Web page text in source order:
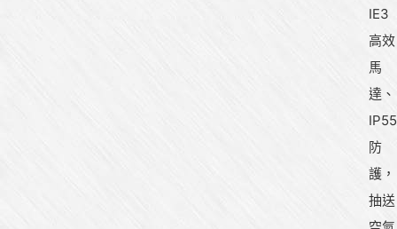
IE3
高效
馬
達、
IP55
防
護，
抽送